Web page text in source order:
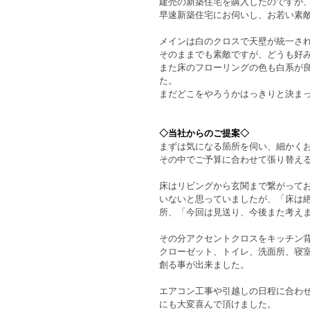
早速新築住宅にお伺いし、お若い素
メインは白のクロスで天壁が統一さ
そのままでも素敵ですが、どうも好
また床のフローリングの色も白系が
た。
まだどこをやろうかはっきりと決ま
◇当社からのご提案◇
まずは気になる箇所を伺い、細かく
その中でご予算に合わせて張り替え
床はリビングから玄関まで繋がって
いないと思っていましたが、「床は
所、「今回は見送り、今後また考え
その分アクセントクロスをキッチン
クローゼット、トイレ、洗面所、寝
創る事が出来ました。
エアコン工事や引越しの日程に合わ
にも大変喜んで頂けました。